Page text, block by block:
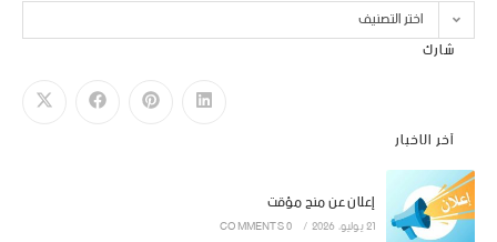
اختر التصنيف
شارك
آخر الاخبار
إعلان عن منح مؤقت
21 يوليو، 2026 /
0 COMMENTS